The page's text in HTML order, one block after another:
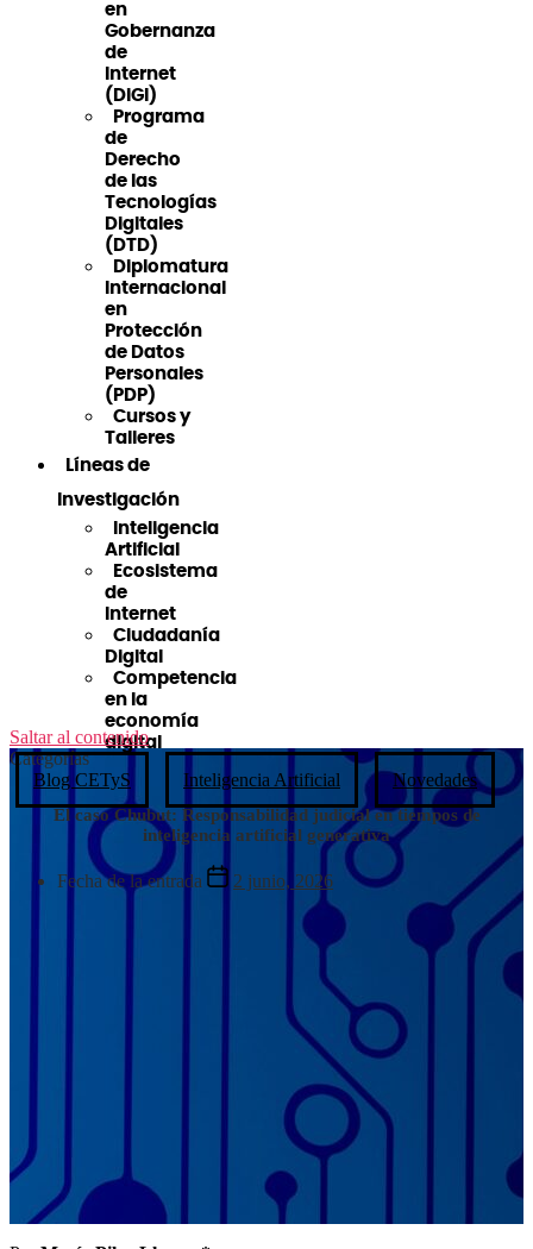
en
Gobernanza
de
Internet
(DiGI)
Programa
de
Derecho
de las
Tecnologías
Digitales
(DTD)
Diplomatura
Internacional
en
Protección
de Datos
Personales
(PDP)
Cursos y
Talleres
Líneas de
Investigación
Inteligencia
Artificial
Ecosistema
de
Internet
Ciudadanía
Digital
Competencia
en la
economía
digital
Saltar al contenido
Categorías
Blog CETyS
Inteligencia Artificial Novedades
El caso Chubut: Responsabilidad judicial en tiempos de
inteligencia artificial generativa
Fecha de la entrada 2 junio, 2026